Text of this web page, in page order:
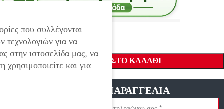
ΠΡΟΣΘΉΚΗ ΣΤΟ ΚΑΛΆΘΙ
ΓΡΗΓΟΡΗ ΠΑΡΑΓΓΕΛΙΑ
που συλλέγονται
για να
στην ιστοσελίδα μας, να
και για